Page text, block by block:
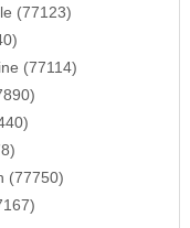
(77123)
(77114)
(77750)